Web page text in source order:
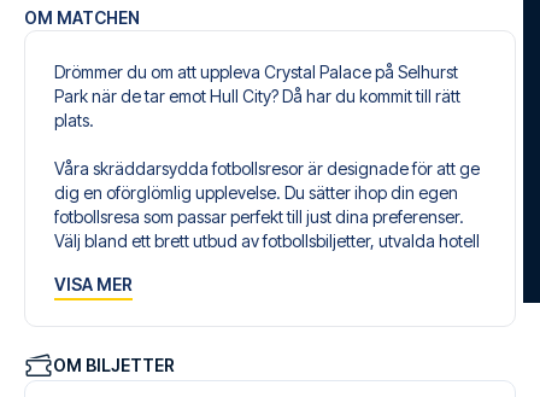
OM MATCHEN
Drömmer du om att uppleva Crystal Palace på Selhurst
Park när de tar emot Hull City? Då har du kommit till rätt
plats.
Våra skräddarsydda fotbollsresor är designade för att ge
dig en oförglömlig upplevelse. Du sätter ihop din egen
fotbollsresa som passar perfekt till just dina preferenser.
Välj bland ett brett utbud av fotbollsbiljetter, utvalda hotell
som passar dig bäst.
Din säkerhet och upplevelse är vår högsta prioritet. Vi
säkerställer en problemfri bokningsprocess i samband
VISA MER
OM BILJETTER